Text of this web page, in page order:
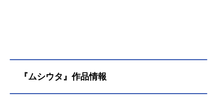
『ムシウタ』作品情報